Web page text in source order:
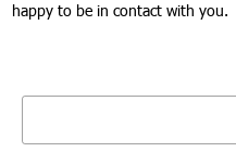
happy to be in contact with you.